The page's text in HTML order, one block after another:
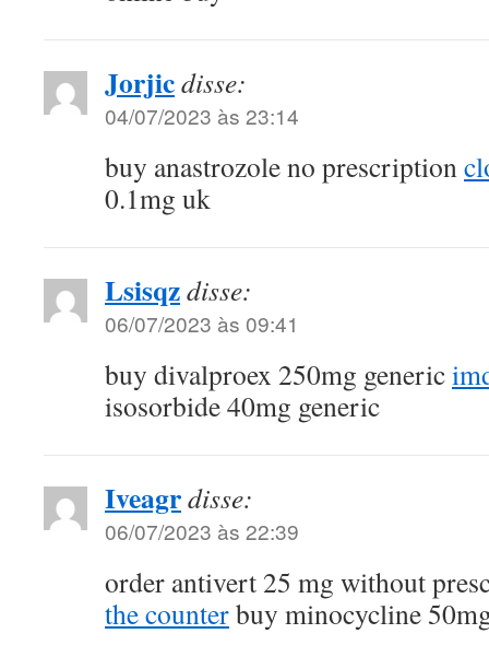
Jorjicdisse:
04/07/2023 às 23:14
buy anastrozole no prescription
0.1mg uk
Lsisqzdisse:
06/07/2023 às 09:41
buy divalproex 250mg generic
isosorbide 40mg generic
Iveagrdisse:
06/07/2023 às 22:39
order antivert 25 mg without
the counterbuy minocycline